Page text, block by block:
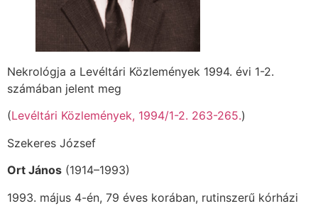
Nekrológja a Levéltári Közlemények 1994. évi 1-2.
számában jelent meg
(Levéltári Közlemények, 1994/1-2. 263-265.)
Szekeres József
Ort János (1914–1993)
1993. május 4-én, 79 éves korában, rutinszerű kórházi